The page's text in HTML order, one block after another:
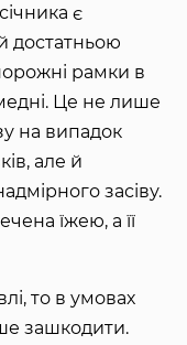
є
достатньою
рамки в
Це не лише
на випадок
але й
засіву.
їжею, а її
то в умовах
зашкодити.